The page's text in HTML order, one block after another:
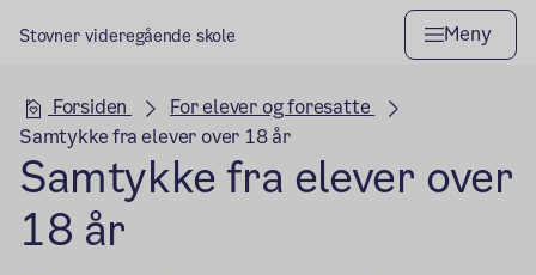
Stovner videregående skole Meny
Hovedseksjon
Forsiden
For elever og foresatte
Samtykke fra elever over 18 år
Samtykke fra elever over
18 år